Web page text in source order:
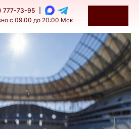
777-73-95
с 09:00 до 20:00 Мск